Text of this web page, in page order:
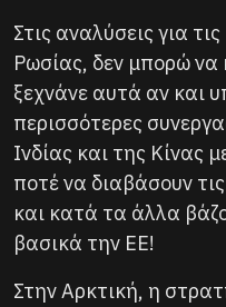
Στις αναλύσεις για
Ρωσίας, δεν μπορώ να
ξεχνάνε αυτά αν και
περισσότερες
Ινδίας και της Κίνας
ποτέ να διαβάσουν
και κατά τα άλλα
βασικά την ΕΕ!
Στην Αρκτική, η